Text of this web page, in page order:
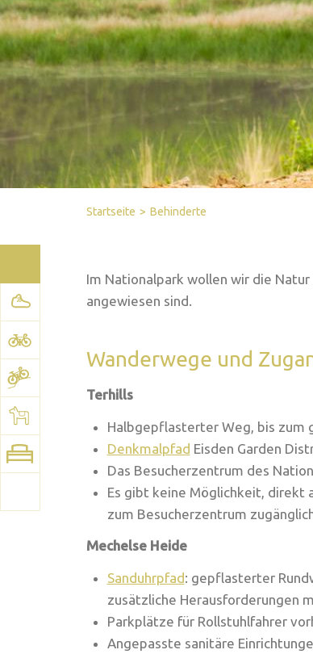
Facebook
TwitterSend by email
Printer-friendly version
Startseite Behinderte
Im Nationalpark wollen wir die
angewiesen sind.
Wanderwege und
Terhills
Halbgepflasterter Weg, bis zum
Denkmalpfad Eisden Garden
Das Besucherzentrum des
Es gibt keine Möglichkeit, direkt
zum Besucherzentrum
Mechelse Heide
Sanduhrpfad: gepflasterter
zusätzliche Herausforderungen
Parkplätze für Rollstuhlfahrer
Angepasste sanitäre